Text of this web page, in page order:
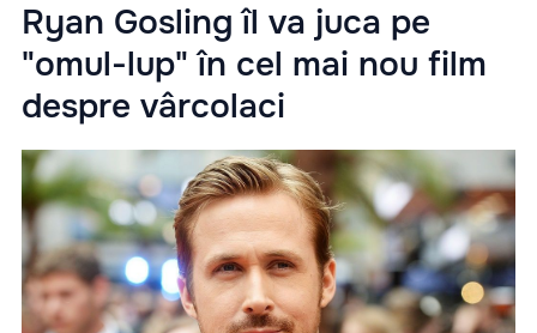
Ryan Gosling îl va juca pe
"omul-lup" în cel mai nou film
despre vârcolaci